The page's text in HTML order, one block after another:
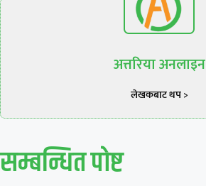
अत्तरिया अनलाइन
लेखकबाट थप >
सम्बन्धित पाेष्ट